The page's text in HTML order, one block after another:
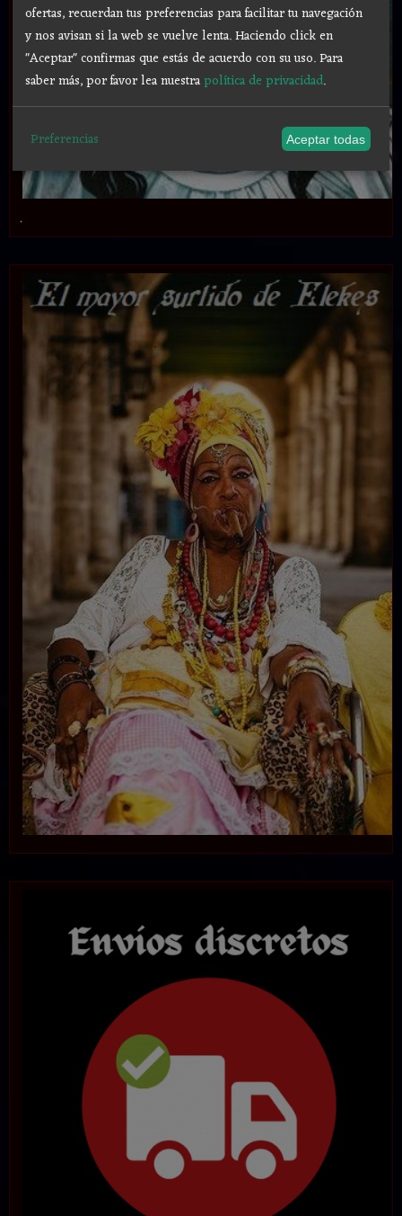
.
ofertas, recuerdan tus preferencias para facilitar tu navegación
y nos avisan si la web se vuelve lenta. Haciendo click en
"Aceptar" confirmas que estás de acuerdo con su uso.Para
saber más, por favor lea nuestrapolítica de privacidad.
Preferencias Aceptar todas